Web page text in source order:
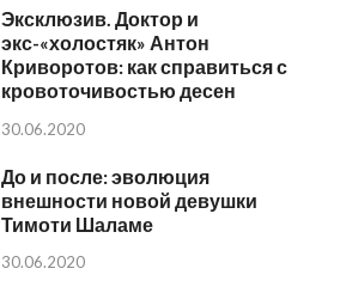
Эксклюзив. Доктор и
экс-«холостяк» Антон
Криворотов: как справиться с
кровоточивостью десен
30.06.2020
До и после: эволюция
внешности новой девушки
Тимоти Шаламе
30.06.2020